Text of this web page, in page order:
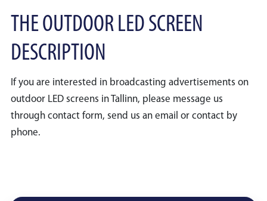
THE OUTDOOR LED SCREEN
DESCRIPTION
If you are interested in broadcasting advertisements on
outdoor LED screens in Tallinn, please message us
through contact form, send us an email or contact by
phone.